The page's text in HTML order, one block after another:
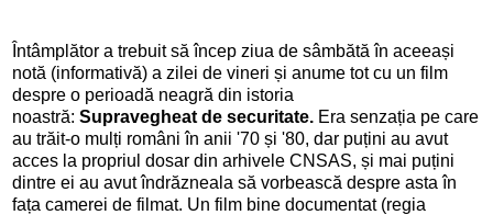
Întâmplător a trebuit să încep ziua de sâmbătă în aceeași
notă (informativă) a zilei de vineri și anume tot cu un film
despre o perioadă neagră din istoria
noastră: Supravegheat de securitate. Era senzația pe care
au trăit-o mulți români în anii '70 și '80, dar puțini au avut
acces la propriul dosar din arhivele CNSAS, și mai puțini
dintre ei au avut îndrăzneala să vorbească despre asta în
fața camerei de filmat. Un film bine documentat (regia